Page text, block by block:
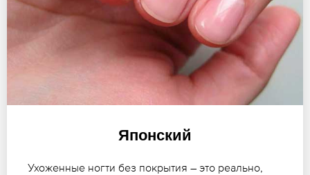
Японский
Ухоженные ногти без покрытия – это реально,